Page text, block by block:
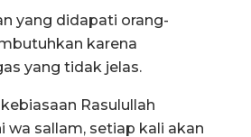
yang didapati orang-
karena
yang tidak jelas.
Rasulullah
wa sallam, setiap kali akan